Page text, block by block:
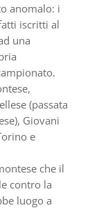
anomalo: i
iscritti al
una
(passata
Giovani
e
che il
contro la
luogo a